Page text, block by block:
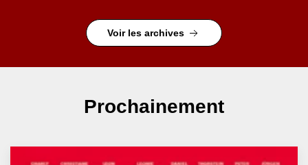
Voir les archives
Prochainement